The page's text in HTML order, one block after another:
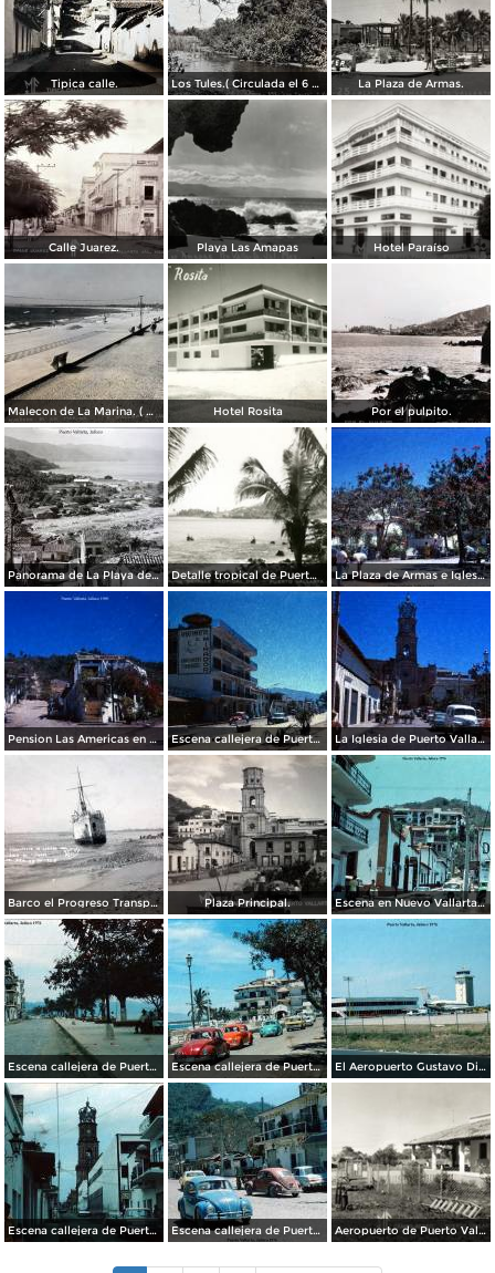
Tipica calle. Los Tules.( Circulada el 6 de Julio de 1956 ). La Plaza de Armas.
Calle Juarez. Playa Las Amapas Hotel Paraíso
Malecon de La Marina. ( Circulada el 17 de Enero de 1955 ). Hotel Rosita Por el pulpito.
Panorama de La Playa de los muertos. Detalle tropical de Puerto Vallarta La Plaza de Armas e Iglesia de Puerto Vallarta, Jalisco 1969.
Pension Las Americas en Puerto Vallarta, Jalisco 1969 Escena callejera de Puerto Vallarta, Jalisco 1969. La Iglesia de Puerto Vallarta, Jalisco 1969.
Barco el Progreso Transporte de carga nacional al querer desencallarlo el barbo el Sonora ( Circulada el 27 de Febrero de 1935). Plaza Principal. Escena en Nuevo Vallarta, Jalisco 1976 .
Escena callejera de Puerto Vallarta, Jalisco 1976 . Escena callejera de Puerto Vallarta, Jalisco 1976 . El Aeropuerto Gustavo Diaz Ordaz Puerto Vallarta, Jalisco 1976
Escena callejera de Puerto Vallarta, Jalisco 1976 . Escena callejera de Puerto Vallarta, Jalisco 1976 . Aeropuerto de Puerto Vallarta